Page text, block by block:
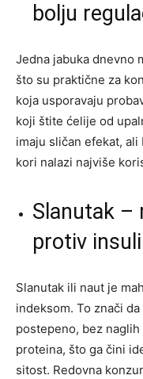
bolju
Jedna jabuka dnevno
što su praktične za
koja usporavaju
koji štite ćelije od
imaju sličan efekat,
kori nalazi najviše
Slanutak –
protiv
Slanutak ili naut je
indeksom. To znači
postepeno, bez
proteina, što ga čini
sitost. Redovna